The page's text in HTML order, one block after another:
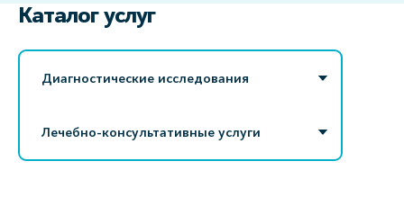
Каталог услуг
Диагностические исследования
Лечебно-консультативные услуги